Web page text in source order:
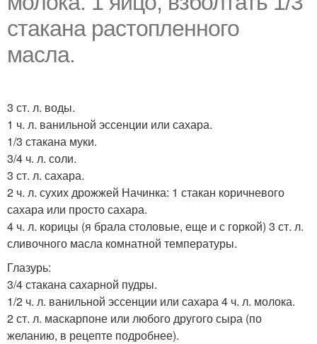
стакана растопленного
масла.
3 ст. л. воды.
1 ч. л. ванильной эссенции или сахара.
1/3 стакана муки.
3/4 ч. л. соли.
3 ст. л. сахара.
2 ч. л. сухих дрожжей Начинка: 1 стакан коричневого
сахара или просто сахара.
4 ч. л. корицы (я брала столовые, еще и с горкой) 3 ст. л.
сливочного масла комнатной температуры.
Глазурь:
3/4 стакана сахарной пудры.
1/2 ч. л. ванильной эссенции или сахара 4 ч. л. молока.
2 ст. л. маскарпоне или любого другого сыра (по
желанию, в рецепте подробнее).